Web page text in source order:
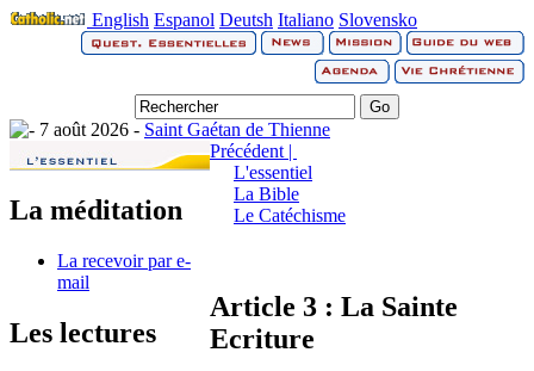
English Espanol Deutsh Italiano Slovensko
7 août 2026 - Saint Gaétan de Thienne
La méditation
La recevoir par e-
mail
Les lectures
Précédent |
L'essentiel
La Bible
Le Catéchisme
Article 3 : La Sainte
Ecriture